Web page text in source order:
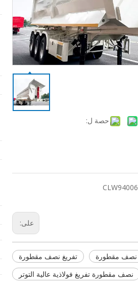
حصة ل:
CLW94006
على:
تفريغ نصف مقطورة
نصف مقطورة تفريغ فولاذية عالية التوتر